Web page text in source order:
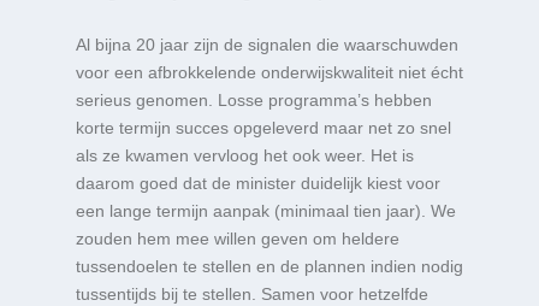
Al bijna 20 jaar zijn de signalen die waarschuwden
voor een afbrokkelende onderwijskwaliteit niet écht
serieus genomen. Losse programma’s hebben
korte termijn succes opgeleverd maar net zo snel
als ze kwamen vervloog het ook weer. Het is
daarom goed dat de minister duidelijk kiest voor
een lange termijn aanpak (minimaal tien jaar). We
zouden hem mee willen geven om heldere
tussendoelen te stellen en de plannen indien nodig
tussentijds bij te stellen. Samen voor hetzelfde